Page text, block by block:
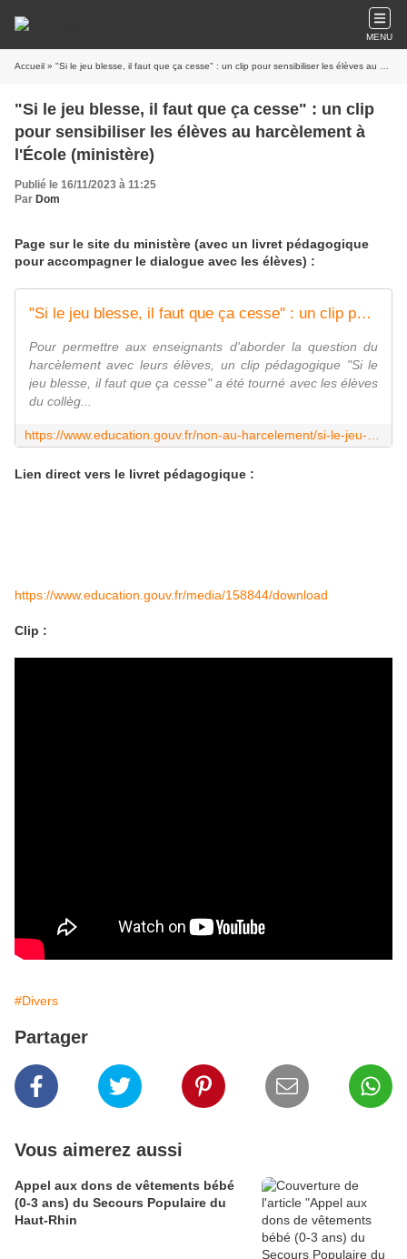
MENU
Accueil » "Si le jeu blesse, il faut que ça cesse" : un clip pour sensibiliser les élèves au harcèlement à l'École (ministère)
"Si le jeu blesse, il faut que ça cesse" : un clip
pour sensibiliser les élèves au harcèlement à
l'École (ministère)
Publié le 16/11/2023 à 11:25
Par Dom
Page sur le site du ministère (avec un livret pédagogique
pour accompagner le dialogue avec les élèves) :
"Si le jeu blesse, il faut que ça cesse" : un clip pour sensibiliser les élèves au harcèlement à l'École
Pour permettre aux enseignants d'aborder la question du
harcèlement avec leurs élèves, un clip pédagogique "Si le
jeu blesse, il faut que ça cesse" a été tourné avec les élèves
du collèg...
Lien direct vers le livret pédagogique :
https://www.education.gouv.fr/media/158844/download
Clip :
#Divers
Partager
Vous aimerez aussi
Appel aux dons de vêtements bébé
(0-3 ans) du Secours Populaire du
Haut-Rhin